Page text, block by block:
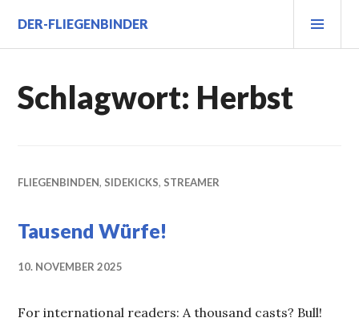
Inhalt
springen
DER-FLIEGENBINDER
Schlagwort: Herbst
FLIEGENBINDEN, SIDEKICKS, STREAMER
Tausend Würfe!
10. NOVEMBER 2025
For international readers: A thousand casts? Bull!